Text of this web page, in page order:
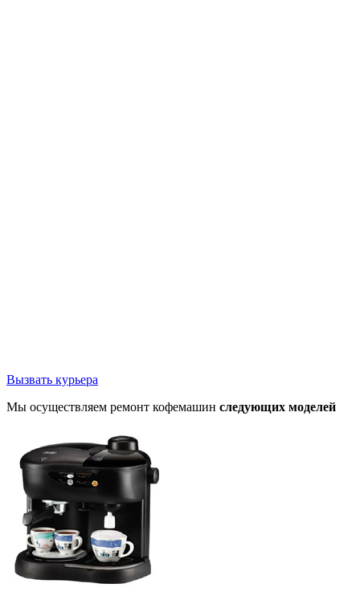
Вызвать курьера
Мы осуществляем ремонт кофемашин следующих моделей